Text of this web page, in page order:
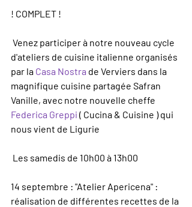
! COMPLET !
Venez participer à notre nouveau cycle
d'ateliers de cuisine italienne organisés
par la Casa Nostra de Verviers dans la
magnifique cuisine partagée Safran
Vanille, avec notre nouvelle cheffe
Federica Greppi ( Cucina & Cuisine ) qui
nous vient de Ligurie
Les samedis de 10h00 à 13h00
14 septembre : "Atelier Apericena" :
réalisation de différentes recettes de la